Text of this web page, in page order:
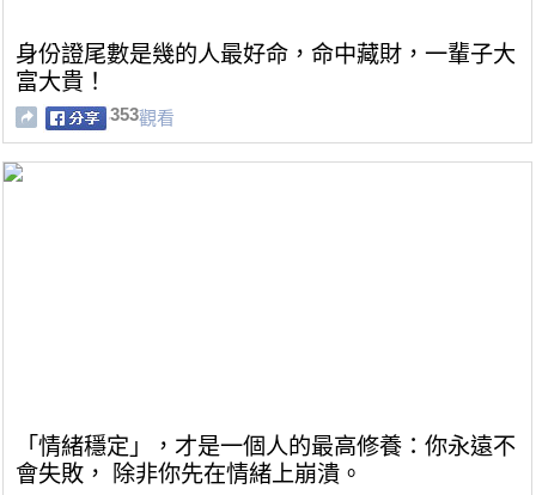
身份證尾數是幾的人最好命，命中藏財，一輩子大
富大貴！
353觀看
「情緒穩定」，才是一個人的最高修養：你永遠不
會失敗， 除非你先在情緒上崩潰。